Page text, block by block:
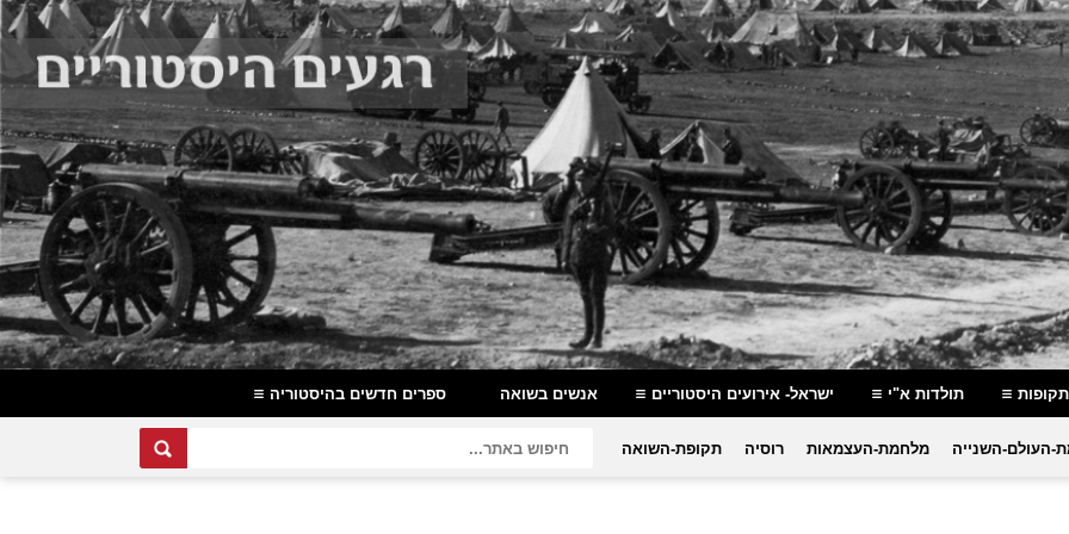
תקופות תולדות א"י ישראל- אירועים היסטוריים אנשים בשואה ספרים חדשים בהיסטוריה
העולם-השנייה מלחמת-העצמאות רוסיה תקופת-השואה